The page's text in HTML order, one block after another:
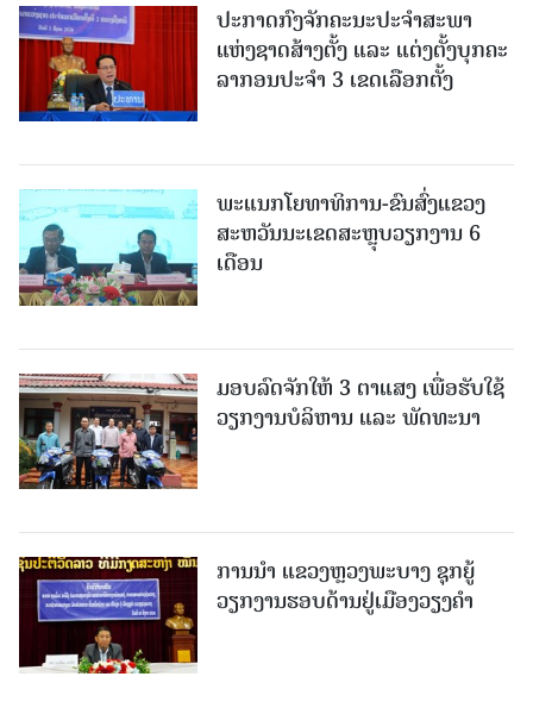
ປະກາດກົງຈັກຄະນະປະຈໍາສະພາ
ແຫ່ງຊາດສ້າງຕັ້ງ ແລະ ແຕ່ງຕັ້ງບຸກຄະ
ລາກອນປະຈໍາ 3 ເຂດເລືອກຕັ້ງ
ພະແນກໂຍທາທິການ-ຂົນສົ່ງແຂວງ
ສະຫວັນນະເຂດສະຫຼຸບວຽກງານ 6
ເດືອນ
ມອບລົດຈັກໃຫ້ 3 ຕາແສງ ເພື່ອຮັບໃຊ້
ວຽກງານບໍລິຫານ ແລະ ພັດທະນາ
ການນຳ ແຂວງຫຼວງພະບາງ ຊຸກຍູ້
ວຽກງານຮອບດ້ານຢູ່ເມືອງວຽງຄໍາ